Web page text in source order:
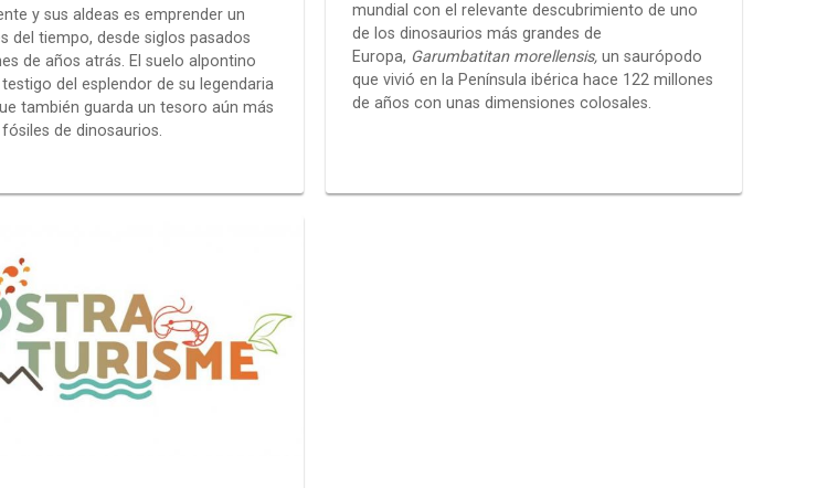
y sus aldeas es emprender un
del tiempo, desde siglos pasados
de años atrás. El suelo alpontino
del esplendor de su legendaria
también guarda un tesoro aún más
de dinosaurios.
mundial con el relevante descubrimiento de uno
de los dinosaurios más grandes de
Europa, Garumbatitan morellensis, un saurópodo
que vivió en la Península ibérica hace 122 millones
de años con unas dimensiones colosales.